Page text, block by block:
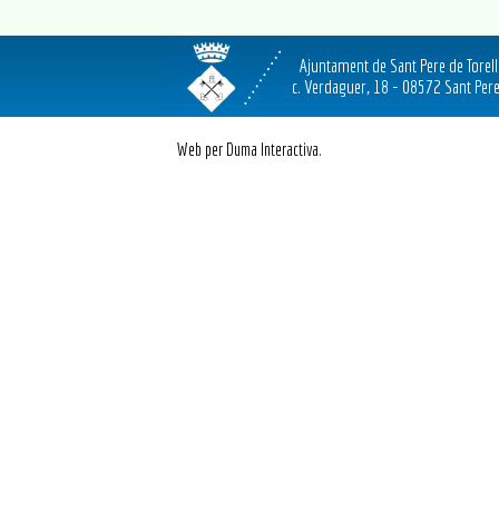
Ajuntament de Sant Pere de
c. Verdaguer, 18 - 08572 Sant
Web per Duma Interactiva.